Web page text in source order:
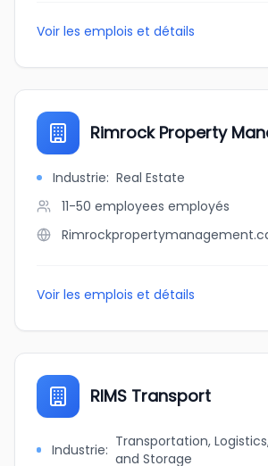
Voir les emplois et détails
Rimrock Property
Industrie: Real Estate
11-50 employees employés
Voir les emplois et détails
RIMS Transport
Industrie: Transportation,
and Storage